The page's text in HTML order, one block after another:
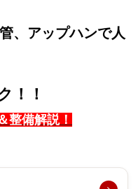
、アップハンで人
！！
整備解説！